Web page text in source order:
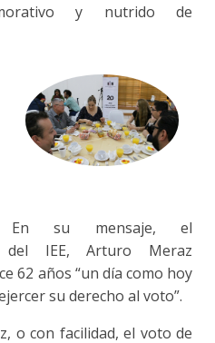
y nutrido de
En su mensaje, el
del IEE, Arturo Meraz
62 años “un día como hoy
su derecho al voto”.
o con facilidad, el voto de